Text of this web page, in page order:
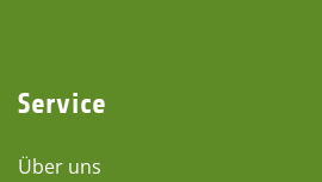
Service
Über uns